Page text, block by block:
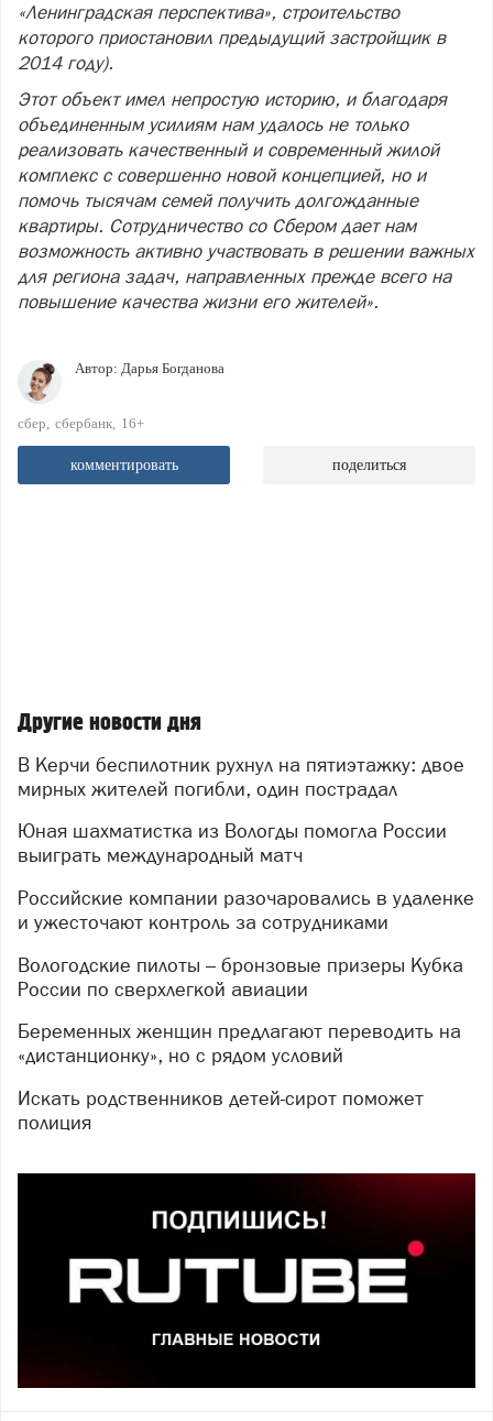
«Ленинградская перспектива», строительство
которого приостановил предыдущий застройщик в
2014 году).
Этот объект имел непростую историю, и благодаря
объединенным усилиям нам удалось не только
реализовать качественный и современный жилой
комплекс с совершенно новой концепцией, но и
помочь тысячам семей получить долгожданные
квартиры. Сотрудничество со Сбером дает нам
возможность активно участвовать в решении важных
для региона задач, направленных прежде всего на
повышение качества жизни его жителей».
Автор: Дарья Богданова
сбер сбербанк 16+
комментировать поделиться
Другие новости дня
В Керчи беспилотник рухнул на пятиэтажку: двое
мирных жителей погибли, один пострадал
Юная шахматистка из Вологды помогла России
выиграть международный матч
Российские компании разочаровались в удаленке
и ужесточают контроль за сотрудниками
Вологодские пилоты – бронзовые призеры Кубка
России по сверхлегкой авиации
Беременных женщин предлагают переводить на
«дистанционку», но с рядом условий
Искать родственников детей-сирот поможет
полиция